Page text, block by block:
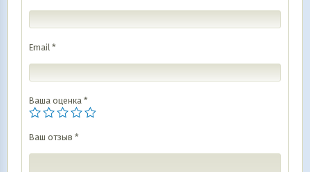
Email *
Ваша оценка *
Ваш отзыв *